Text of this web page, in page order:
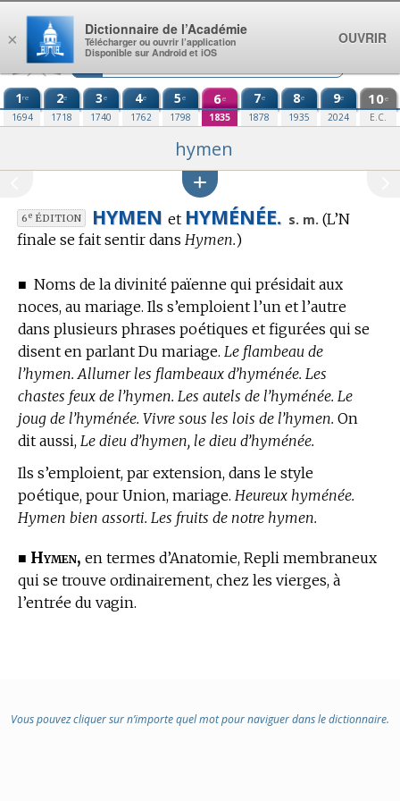
Aller au contenu
1re
1694
2e
1718
3e
1740
4e
1762
5e
1798
6e
1835
7e
1878
8e
1935
9e
2024
10e
E.C.
hymen
6eÉDITION HYMEN et HYMÉNÉE. s. m. (L’N
finale se fait sentir dans Hymen.)
■ Noms de la divinité païenne qui présidait aux
noces, au mariage. Ils s’emploient l’un et l’autre
dans plusieurs phrases poétiques et figurées qui se
disent en parlant Du mariage. Le flambeau de
l’hymen. Allumer les flambeaux d’hyménée. Les
chastes feux de l’hymen. Les autels de l’hyménée. Le
joug de l’hyménée. Vivre sous les lois de l’hymen. On
dit aussi, Le dieu d’hymen, le dieu d’hyménée.
Ils s’emploient, par extension, dans le style
poétique, pour Union, mariage. Heureux hyménée.
Hymen bien assorti. Les fruits de notre hymen.
■ Hymen, en termes d’Anatomie, Repli membraneux
qui se trouve ordinairement, chez les vierges, à
l’entrée du vagin.
Vous pouvez cliquer sur n’importe quel mot pour naviguer dans le dictionnaire.
×
Dictionnaire de l’Académie
Télécharger ou ouvrir l’application
Disponible sur Android et iOS
OUVRIR